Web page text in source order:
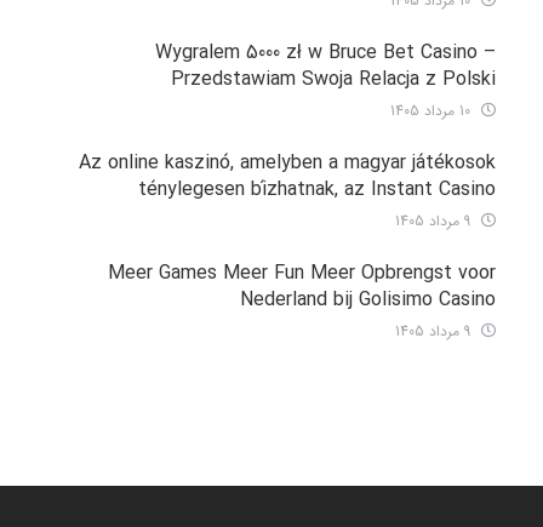
Wygralem 5000 zł w Bruce Bet Casino –
Przedstawiam Swoja Relacja z Polski
Az online kaszinó, amelyben a magyar játékosok
ténylegesen bízhatnak, az Instant Casino
Meer Games Meer Fun Meer Opbrengst voor
Nederland bij Golisimo Casino